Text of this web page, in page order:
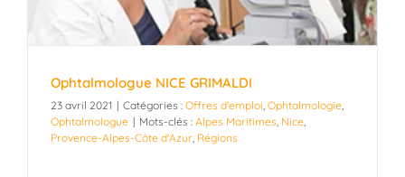
Ophtalmologue NICE GRIMALDI
23 avril 2021 | Catégories : Offres d'emploi, Ophtalmologie,
Ophtalmologue | Mots-clés : Alpes Maritimes, Nice,
Provence-Alpes-Côte d'Azur, Régions